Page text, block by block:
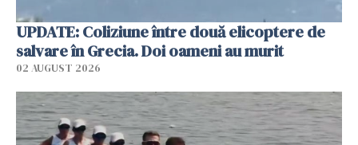
UPDATE: Coliziune între două elicoptere de
salvare în Grecia. Doi oameni au murit
02 AUGUST 2026